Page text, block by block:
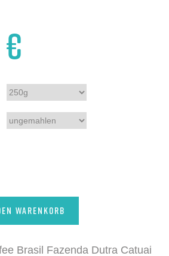
€
WARENKORB
Brasil Fazenda Dutra Catuai